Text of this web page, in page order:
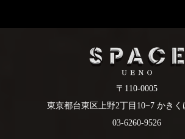
〒110-0005
東京都台東区上野2丁目10−7 かきく
03-6260-9526